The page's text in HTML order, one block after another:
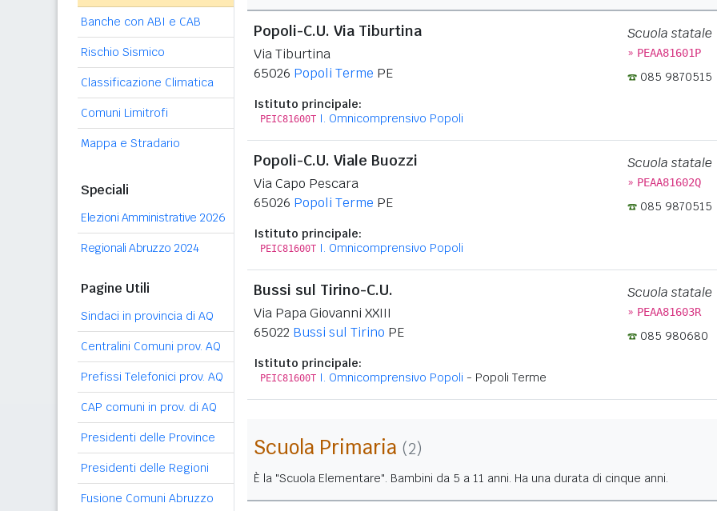
Banche con ABI e CAB
Rischio Sismico
Classificazione Climatica
Comuni Limitrofi
Mappa e Stradario
Speciali
Elezioni Amministrative 2026
Regionali Abruzzo 2024
Pagine Utili
Sindaci in provincia di AQ
Centralini Comuni prov. AQ
Prefissi Telefonici prov. AQ
CAP comuni in prov. di AQ
Presidenti delle Province
Presidenti delle Regioni
Fusione Comuni Abruzzo
Popoli-C.U. Via Tiburtina
Via Tiburtina
65026 Popoli Terme PE
Istituto principale:
PEIC81600T I. Omnicomprensivo Popoli
Scuola statale
» PEAA81601P
085 9870515
Popoli-C.U. Viale Buozzi
Via Capo Pescara
65026 Popoli Terme PE
Istituto principale:
PEIC81600T I. Omnicomprensivo Popoli
Scuola statale
» PEAA81602Q
085 9870515
Bussi sul Tirino-C.U.
Via Papa Giovanni XXIII
65022 Bussi sul Tirino PE
Istituto principale:
PEIC81600T I. Omnicomprensivo Popoli - Popoli Terme
Scuola statale
» PEAA81603R
085 980680
Scuola Primaria (2)
È la "Scuola Elementare". Bambini da 5 a 11 anni. Ha una durata di cinque anni.